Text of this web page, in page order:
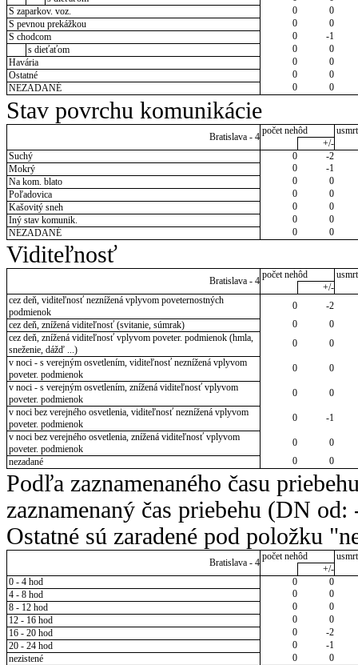
S zaparkov. voz.
0
0
S pevnou prekážkou
0
0
S chodcom
0
-1
s dieťaťom
0
0
Havária
0
0
Ostatné
0
0
NEZADANÉ
0 0
Stav povrchu komunikácie
Bratislava - 4
počet nehôd
+/-
Suchý
0
-2
Mokrý
0
-1
Na kom. blato
0
0
Poľadovica
0
0
Kašovitý sneh
0
0
Iný stav komunik.
0
0
NEZADANÉ
0 0
Viditeľnosť
Bratislava - 4
počet nehôd
+/-
cez deň, viditeľnosť neznížená vplyvom poveternostných
podmienok
0
-2
cez deň, znížená viditeľnosť (svitanie, súmrak)
0
0
cez deň, znížená viditeľnosť vplyvom poveter. podmienok (hmla,
sneženie, dážď ...)
0
0
v noci - s verejným osvetlením, viditeľnosť neznížená vplyvom
poveter. podmienok
0
0
v noci - s verejným osvetlením, znížená viditeľnosť vplyvom
poveter. podmienok
0
0
v noci bez verejného osvetlenia, viditeľnosť neznížená vplyvom
poveter. podmienok
0
-1
v noci bez verejného osvetlenia, znížená viditeľnosť vplyvom
poveter. podmienok
0
0
nezadané
0 0
Podľa zaznamenaného času
zaznamenaný čas priebehu (DN
Ostatné sú zaradené pod položku
Bratislava - 4
počet nehôd
+/-
0 - 4 hod
0
0
4 - 8 hod
0
0
8 - 12 hod
0
0
12 - 16 hod
0
0
16 - 20 hod
0
-2
20 - 24 hod
0
-1
nezistené
0 0